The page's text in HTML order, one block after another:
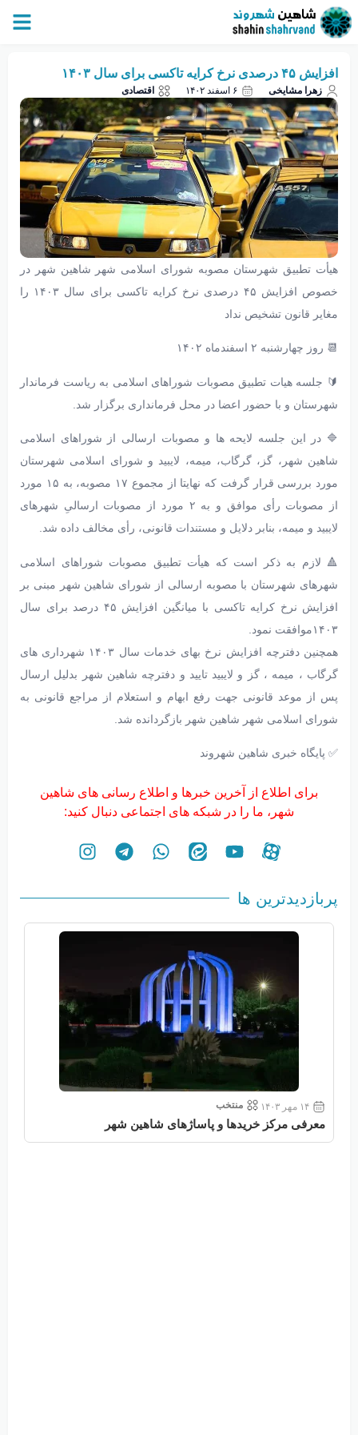
افزایش ۴۵ درصدی نرخ کرایه تاکسی برای سال ۱۴۰۳
زهرا مشایخی ۶ اسفند ۱۴۰۲ اقتصادی
هیأت تطبیق شهرستان مصوبه شورای اسلامی شهر شاهین شهر در
خصوص افزایش ۴۵ درصدی نرخ کرایه تاکسی برای سال ۱۴۰۳ را
مغایر قانون تشخیص نداد
📆 روز چهارشنبه ۲ اسفندماه ۱۴۰۲
🔰 جلسه هیات تطبیق مصوبات شوراهای اسلامی به ریاست فرماندار
شهرستان و با حضور اعضا در محل فرمانداری برگزار شد.
🔷 در این جلسه لایحه ها و مصوبات ارسالی از شوراهای اسلامی
شاهین شهر، گز، گرگاب، میمه، لایبید و شورای اسلامی شهرستان
مورد بررسی قرار گرفت که نهایتا از مجموع ۱۷ مصوبه، به ۱۵ مورد
از مصوبات رأی موافق و به ۲ مورد از مصوبات ارسالیِ شهرهای
لایبید و میمه، بنابر دلایل و مستندات قانونی، رأی مخالف داده شد.
🔺 لازم به ذکر است که هیأت تطبیق مصوبات شوراهای اسلامی
شهرهای شهرستان با مصوبه ارسالی از شورای شاهین شهر مبنی بر
افزایش نرخ کرایه تاکسی با میانگین افزایش ۴۵ درصد برای سال
۱۴۰۳موافقت نمود.
همچنین دفترچه افزایش نرخ بهای خدمات سال ۱۴۰۳ شهرداری های
گرگاب ، میمه ، گز و لایبید تایید و دفترچه شاهین شهر بدلیل ارسال
پس از موعد قانونی جهت رفع ابهام و استعلام از مراجع قانونی به
شورای اسلامی شهر شاهین شهر بازگردانده شد.
✅ پایگاه خبری شاهین شهروند
برای اطلاع از آخرین خبرها و اطلاع رسانی های شاهین
شهر، ما را در شبکه های اجتماعی دنبال کنید:
پربازدیدترین ها
۱۴ مهر ۱۴۰۳ منتخب
معرفی مرکز خریدها و پاساژهای شاهین شهر